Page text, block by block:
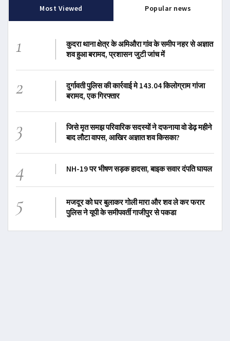
Most Viewed Popular news
1
कुदरा थाना क्षेत्र के अमिऔरा गांव के समीप नहर से अज्ञात
शव हुआ बरामद, प्रशासन जुटी जांच में
2
दुर्गावती पुलिस की कार्रवाई मे 143.04 किलोग्राम गांजा
बरामद, एक गिरफ्तार
3
जिसे मृत समझ परिवारिक सदस्यों ने दफनाया वो डेढ़ महीने
बाद लौटा वापस, आखिर अज्ञात शव किसका?
4 NH-19 पर भीषण सड़क हादसा, बाइक सवार दंपति घायल
5
मजदूर को घर बुलाकर गोली मारा और शव ले कर फरार
पुलिस ने यूपी के समीपवर्ती गाजीपुर से पकडा